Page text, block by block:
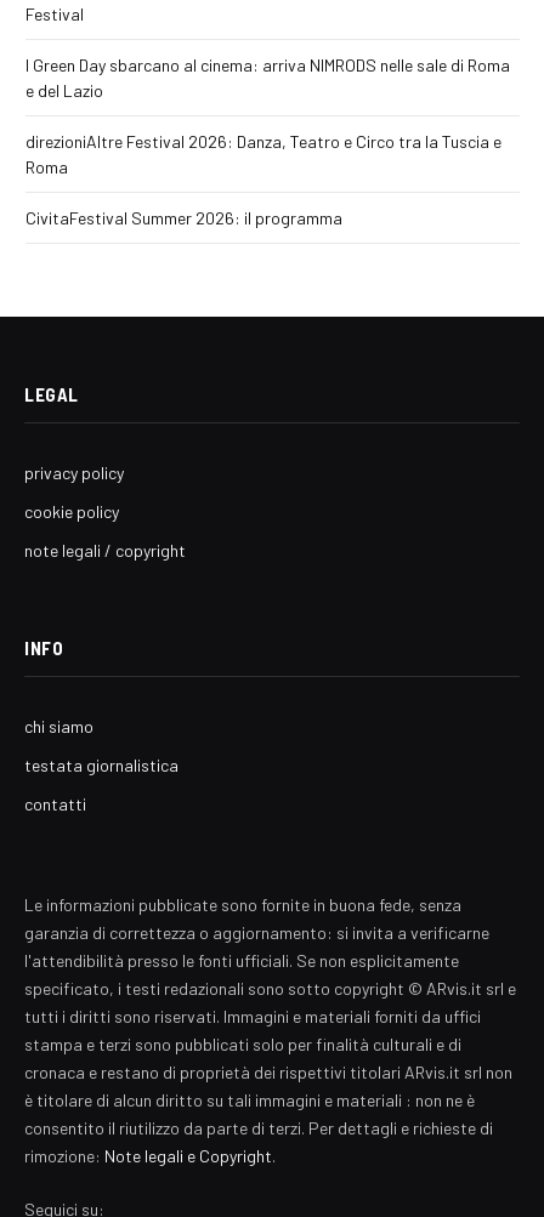
Festival
I Green Day sbarcano al cinema: arriva NIMRODS nelle sale di Roma
e del Lazio
direzioniAltre Festival 2026: Danza, Teatro e Circo tra la Tuscia e
Roma
CivitaFestival Summer 2026: il programma
LEGAL
privacy policy
cookie policy
note legali / copyright
INFO
chi siamo
testata giornalistica
contatti
Le informazioni pubblicate sono fornite in buona fede, senza
garanzia di correttezza o aggiornamento: si invita a verificarne
l'attendibilità presso le fonti ufficiali. Se non esplicitamente
specificato, i testi redazionali sono sotto copyright © ARvis.it srl e
tutti i diritti sono riservati. Immagini e materiali forniti da uffici
stampa e terzi sono pubblicati solo per finalità culturali e di
cronaca e restano di proprietà dei rispettivi titolari ARvis.it srl non
è titolare di alcun diritto su tali immagini e materiali : non ne è
consentito il riutilizzo da parte di terzi. Per dettagli e richieste di
rimozione: Note legali e Copyright.
Seguici su: